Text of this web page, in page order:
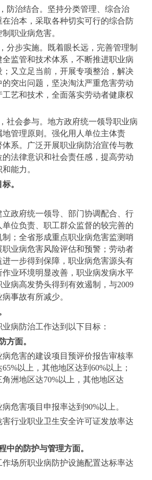
防治结合。坚持分类管理、综合治
治本，采取各种切实可行的综合防
职业病危害。
分步实施。既着眼长远，完善管理制
全监管和技术体系，不断推进职业病
；又立足当前，开展专项整治，解决
突出问题，坚决淘汰严重危害劳动
艺和技术，全面落实劳动者健康权
社会参与。地方政府统一领导职业病
地管理原则。强化用人单位主体责
系。广泛开展职业病防治宣传与教
法律意识和社会责任感，提高劳动
能力。
。
立政府统一领导、部门协调配合、行
位负责、职工群众监督的较完善的
；全省形成重点职业病危害监测哨
职业病危害风险评估和预警；劳动者
一步得到保障，职业病危害源头有
业环境明显改善，职业病发病水平
病高发势头得到有效遏制，与2009
事故有所减少。
业病防治工作达到以下目标：
方面。
害的建设项目预评价报告审核率
65%以上，其他地区达到 60%以上；
洲地区达70%以上，其他地区达
危害项目申报率达到 90%以上。
业职业卫生安全许可证发放率达
中的防护与管理方面。
所职业病防护设施配置达标率达